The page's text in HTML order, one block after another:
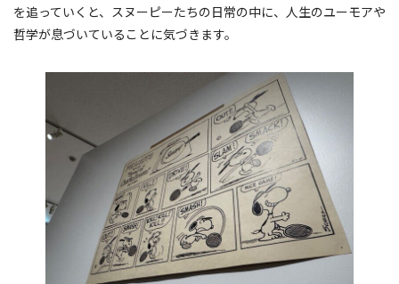
を追っていくと、スヌーピーたちの日常の中に、人生のユーモアや
哲学が息づいていることに気づきます。